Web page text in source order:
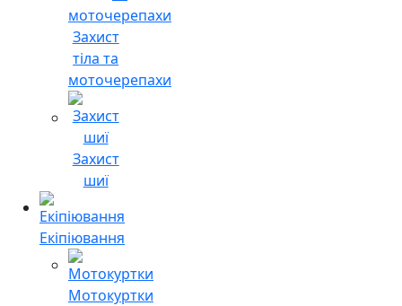
Захист
тіла та
моточерепахи
Захист
шиї
Екіпіювання
Мотокуртки